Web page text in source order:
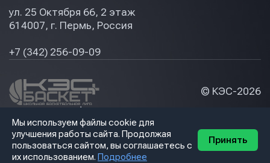
ул. 25 Октября 66, 2 этаж
614007, г. Пермь, Россия
+7 (342) 256-09-09
© КЭС-2026
Мы используем файлы cookie для
улучшения работы сайта. Продолжая
пользоваться сайтом, вы соглашаетесь с
их использованием. Подробнее
Принять